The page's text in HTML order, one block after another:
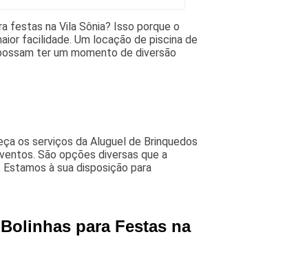
festas na Vila Sônia? Isso porque o
facilidade. Um locação de piscina de
ter um momento de diversão
os serviços da Aluguel de Brinquedos
São opções diversas que a
à sua disposição para
para Festas na